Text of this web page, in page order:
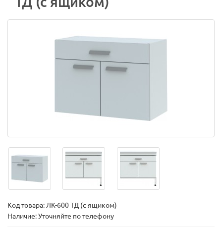
Код товара: ЛК-600 ТД (с ящиком)
Наличие: Уточняйте по телефону